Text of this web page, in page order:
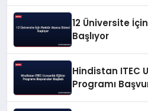
12 Üniversite
Başlıyor
Hindistan ITEC
Programı